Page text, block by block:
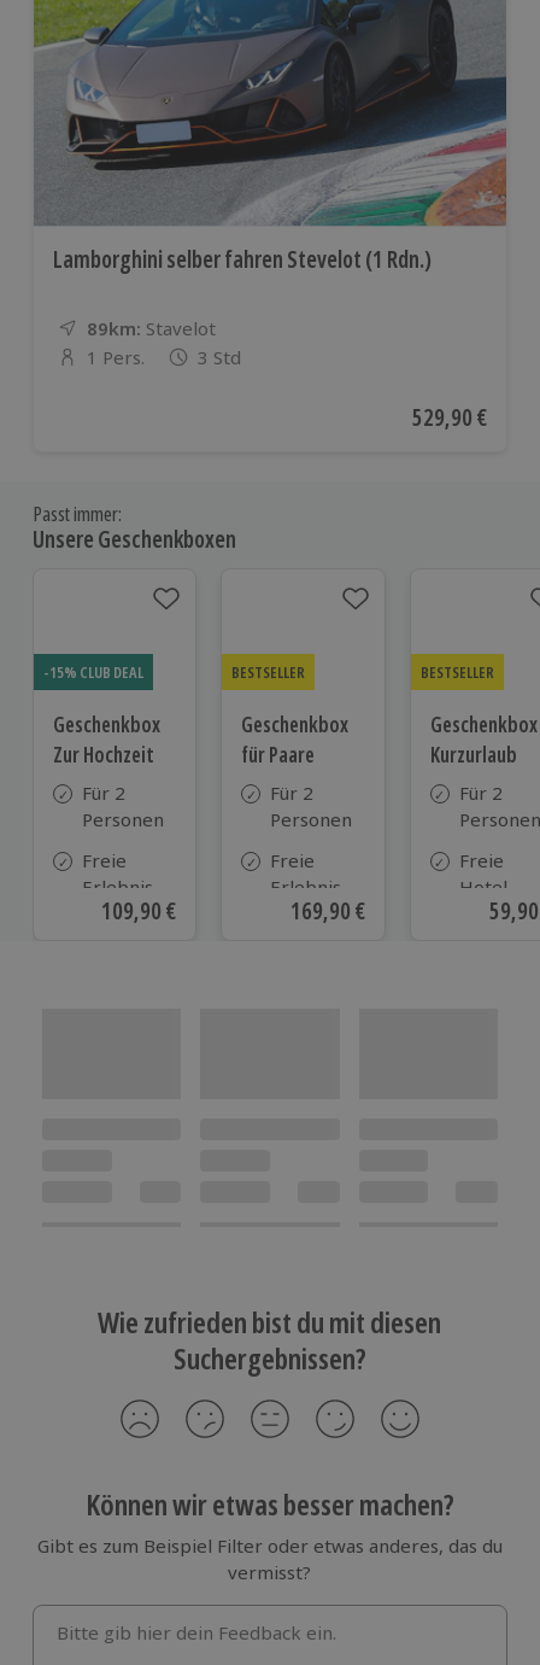
Lamborghini selber fahren Stevelot (1 Rdn.)
89km: Entfernung
Standort
Stavelot
Anzahl der Teilnehmer
1 Pers. 3 Std
Aktueller Preis
529,90 €
Passt immer:
Unsere Geschenkboxen
-15% CLUB DEAL
Geschenkbox
Zur Hochzeit
Für 2
Personen
Freie
Erlebnis-
Auswahl
Aktueller Preis
109,90 €
BESTSELLER
Geschenkbox
für Paare
Für 2
Personen
Freie
Erlebnis-
Auswahl
Aktueller Preis
169,90 €
BESTSELLER
Geschenkbox
Kurzurlaub
Für 2
Personen
Freie
Hotel-
Auswahl
Wie zufrieden bist du mit diesen
Suchergebnissen?
Können wir etwas besser machen?
Gibt es zum Beispiel Filter oder etwas anderes, das du
vermisst?
Bitte gib hier dein Feedback ein.